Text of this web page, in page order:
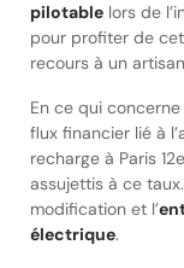
pilotable lors de
pour profiter de
recours à un
En ce qui
flux financier lié à
recharge à Paris
assujettis à ce
modification et l’
électrique.